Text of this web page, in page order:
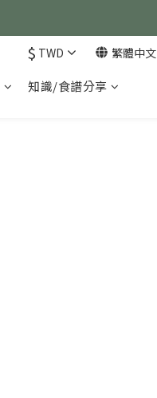
$ TWD 繁體中文
知識/食譜分享